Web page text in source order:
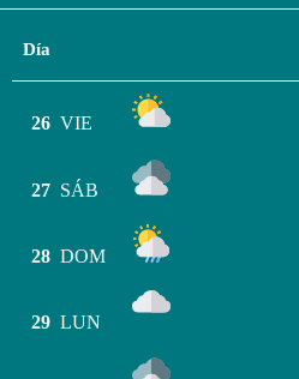
Día
26 VIE
27 SÁB
28 DOM
29 LUN